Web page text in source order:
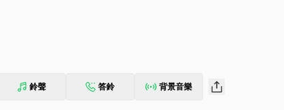
鈴聲 答鈴 背景音樂